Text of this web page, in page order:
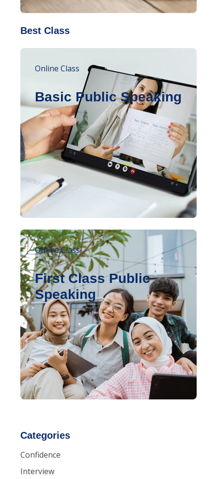
Categories
Confidence
Interview
Best Class
Online Class
Basic Public Speaking
Offline Class
First Class Public
Speaking